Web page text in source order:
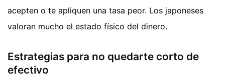
acepten o te apliquen una tasa peor. Los japoneses
valoran mucho el estado físico del dinero.
Estrategias para no quedarte corto de
efectivo